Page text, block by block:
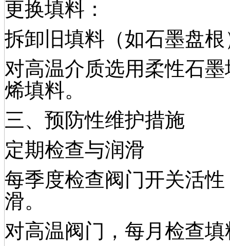
更换填料：
拆卸旧填料（如石墨盘
对高温介质选用柔性石
烯填料。
三、预防性维护措施
定期检查与润滑
每季度检查阀门开关活
滑。
对高温阀门，每月检查